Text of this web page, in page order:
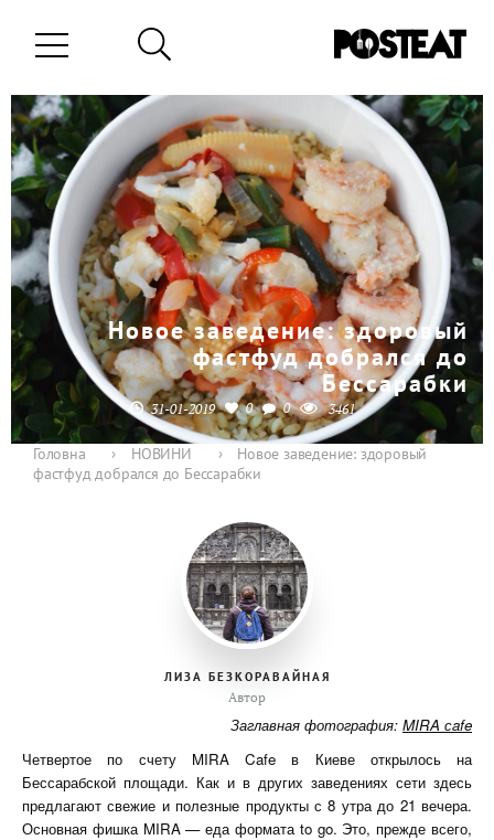
Новое заведение: здоровый
фастфуд добрался до
Бессарабки
31-01-2019 0 0 3461
Головна › НОВИНИ ›
Новое заведение: здоровый
фастфуд добрался до Бессарабки
ЛИЗА БЕЗКОРАВАЙНАЯ
Автор
Заглавная фотография: MIRA сafe
Четвертое по счету MIRA Cafe в Киеве открылось на
Бессарабской площади. Как и в других заведениях сети здесь
предлагают свежие и полезные продукты с 8 утра до 21 вечера.
Основная фишка MIRA — еда формата to go. Это, прежде всего,